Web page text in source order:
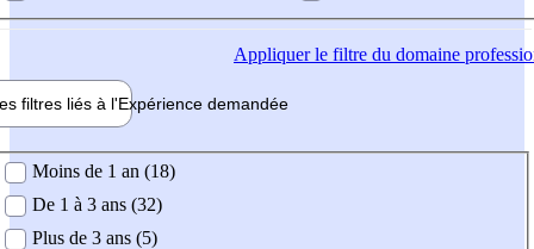
Appliquerle filtre du domaine
filtres liés à l'Expérience demandée
demandée
Moins de 1 an (18)
De 1 à 3 ans (32)
Plus de 3 ans (5)